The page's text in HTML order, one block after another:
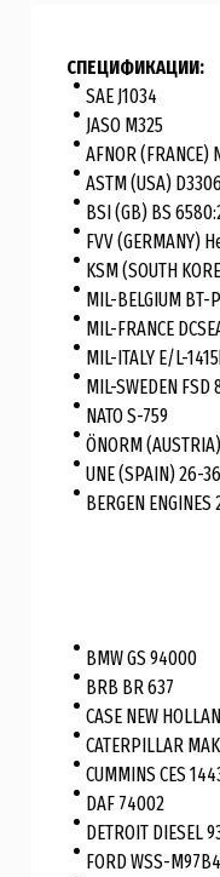
СПЕЦИФИКАЦИИ:
SAE J1034
JASO M325
AFNOR
ASTM (USA)
BSI (GB) BS
FVV (GERMANY)
KSM (SOUTH
MIL-BELGIUM
MIL-FRANCE
MIL-ITALY E/L-
MIL-SWEDEN FSD
NATO S-759
ÖNORM
UNE (SPAIN) 26-
BERGEN ENGINES
BMW GS 94000
BRB BR 637
CASE NEW
CATERPILLAR
CUMMINS CES
DAF 74002
DETROIT DIESEL
FORD WSS-